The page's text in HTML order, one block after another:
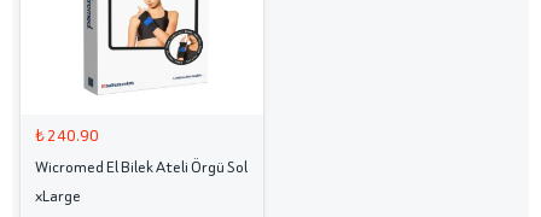
₺ 240.90
Wicromed El Bilek Ateli Örgü Sol
xLarge